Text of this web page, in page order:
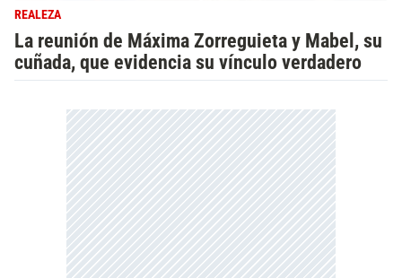
REALEZA
La reunión de Máxima Zorreguieta y Mabel, su
cuñada, que evidencia su vínculo verdadero